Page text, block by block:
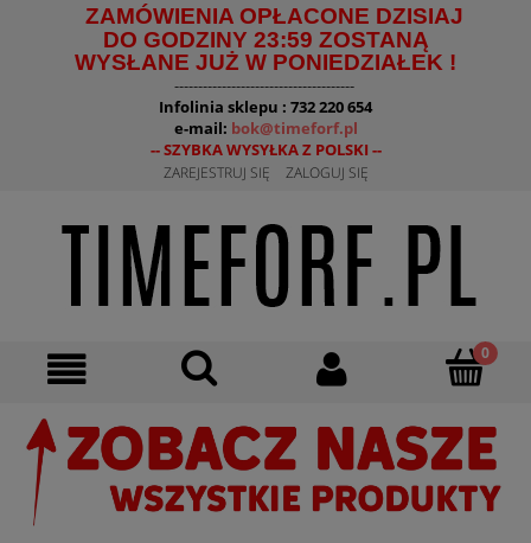
ZAMÓWIENIA OPŁACONE DZISIAJ
DO GODZINY 23:59 ZOSTANĄ
WYSŁANE JUŻ W PONIEDZIAŁEK !
--------------------------------------
Infolinia sklepu : 732 220 654
e-mail: bok@timeforf.pl
-- SZYBKA WYSYŁKA Z POLSKI --
ZAREJESTRUJ SIĘ ZALOGUJ SIĘ